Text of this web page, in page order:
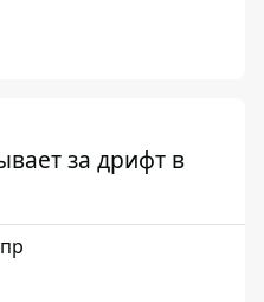
за дрифт в